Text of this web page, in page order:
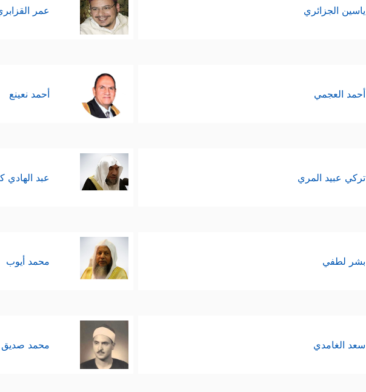
ياسين الجزائري عمر
أحمد العجمي أحمد نعينع
تركي عبيد المري عبد الهادي
بشر لطفي محمد أيوب
سعد الغامدي محمد صديق